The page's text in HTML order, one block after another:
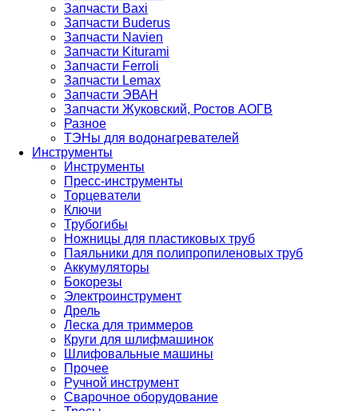
Запчасти Baxi
Запчасти Buderus
Запчасти Navien
Запчасти Kiturami
Запчасти Ferroli
Запчасти Lemax
Запчасти ЭВАН
Запчасти Жуковский, Ростов АОГВ
Разное
ТЭНы для водонагревателей
Инструменты
Инструменты
Пресс-инструменты
Торцеватели
Ключи
Трубогибы
Ножницы для пластиковых труб
Паяльники для полипропиленовых труб
Аккумуляторы
Бокорезы
Электроинструмент
Дрель
Леска для триммеров
Круги для шлифмашинок
Шлифовальные машины
Прочее
Ручной инструмент
Сварочное оборудование